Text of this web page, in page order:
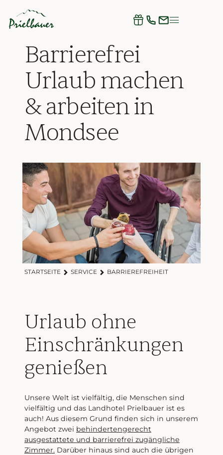
Barrierefrei
Urlaub machen
& arbeiten in
Mondsee
STARTSEITE SERVICE BARRIEREFREIHEIT
Urlaub ohne
Einschränkungen
genießen
Unsere Welt ist vielfältig, die Menschen sind
vielfältig und das Landhotel Prielbauer ist es
auch! Aus diesem Grund finden sich in unserem
Angebot zwei behindertengerecht
ausgestattete und barrierefrei zugängliche
Zimmer. Darüber hinaus sind auch die übrigen